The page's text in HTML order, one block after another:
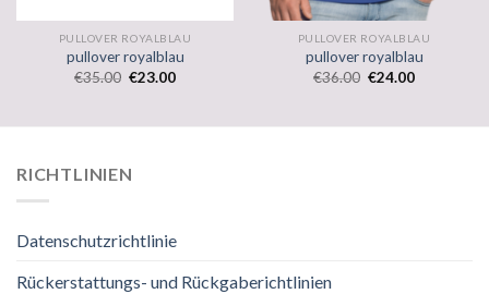
PULLOVER ROYALBLAU
pullover royalblau
€35.00 €23.00
PULLOVER ROYALBLAU
pullover royalblau
€36.00 €24.00
RICHTLINIEN
Datenschutzrichtlinie
Rückerstattungs- und Rückgaberichtlinien